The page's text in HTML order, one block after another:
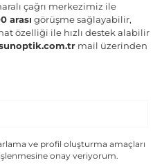
çağrı merkezimiz ile
arası görüşme sağlayabilir,
özelliği ile hızlı destek alabilir
mail üzerinden
ve profil oluşturma amaçları
onay veriyorum.